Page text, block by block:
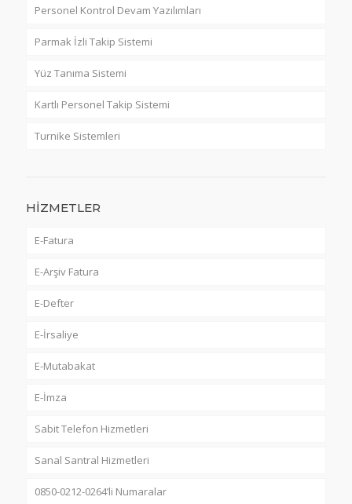
Personel Kontrol Devam Yazılımları
Parmak İzli Takip Sistemi
Yüz Tanıma Sistemi
Kartlı Personel Takip Sistemi
Turnike Sistemleri
HİZMETLER
E-Fatura
E-Arşiv Fatura
E-Defter
E-İrsaliye
E-Mutabakat
E-İmza
Sabit Telefon Hizmetleri
Sanal Santral Hizmetleri
0850-0212-0264’li Numaralar